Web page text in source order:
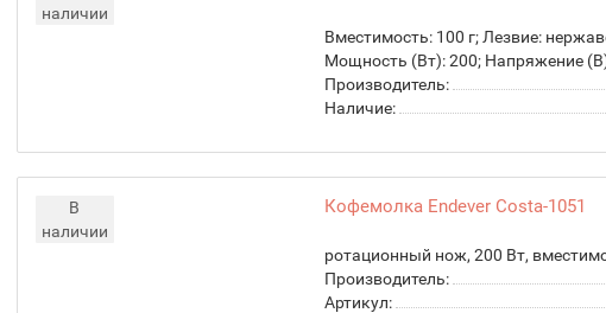
наличии
Вместимость: 100 г; Лезвие:
Мощность (Вт): 200; Напряжение
Производитель:
Наличие:
В
наличии
Кофемолка Endever Costa-1051
ротационный нож, 200 Вт,
Производитель:
Артикул: